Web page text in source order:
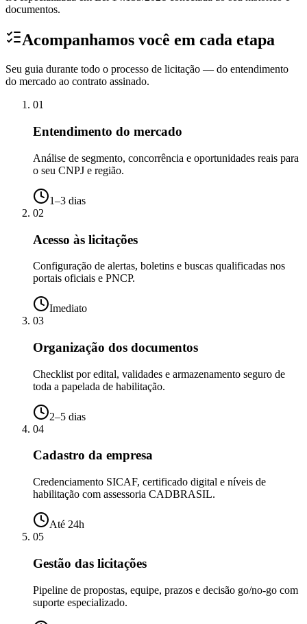
documentos.
Acompanhamos você em cada etapa
Seu guia durante todo o processo de licitação — do entendimento
do mercado ao contrato assinado.
01
Entendimento do mercado
Análise de segmento, concorrência e oportunidades reais para
o seu CNPJ e região.
1–3 dias
02
Acesso às licitações
Configuração de alertas, boletins e buscas qualificadas nos
portais oficiais e PNCP.
Imediato
03
Organização dos documentos
Checklist por edital, validades e armazenamento seguro de
toda a papelada de habilitação.
2–5 dias
04
Cadastro da empresa
Credenciamento SICAF, certificado digital e níveis de
habilitação com assessoria CADBRASIL.
Até 24h
05
Gestão das licitações
Pipeline de propostas, equipe, prazos e decisão go/no-go com
suporte especializado.